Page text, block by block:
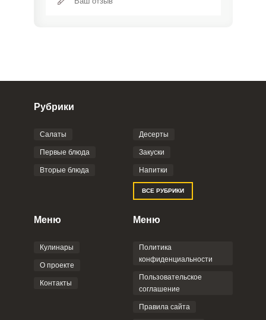
Фото до 4 шт, до 5 mb
Отправляя эту форму, вы соглашаетесь с
Политикой
Пользовательским
соглашением
Рубрики
Салаты
Первые блюда
Вторые блюда
Десерты
Закуски
Напитки
ВСЕ РУБРИКИ
Меню
Кулинары
О проекте
Контакты
Меню
Политика
конфиденциальности
Пользовательское
соглашение
Правила сайта